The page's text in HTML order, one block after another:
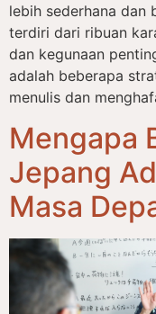
lebih sederhana dan
terdiri dari ribuan
dan kegunaan
adalah beberapa
menulis dan
Mengapa
Jepang
Masa